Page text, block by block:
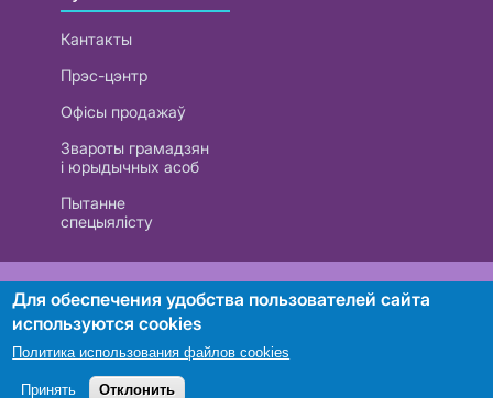
Кантакты
Прэс-цэнтр
Офісы продажаў
Звароты грамадзян
і юрыдычных асоб
Пытанне
спецыялісту
РУП «Белтэлекам». УНП 101007741
Пошук
Для обеспечения удобства пользователей сайта
используются cookies
Политика использования файлов cookies
Принять Отклонить